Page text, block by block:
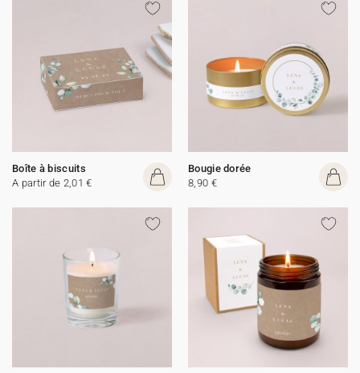
Boîte à biscuits
A partir de 2,01 €
Bougie dorée
8,90 €